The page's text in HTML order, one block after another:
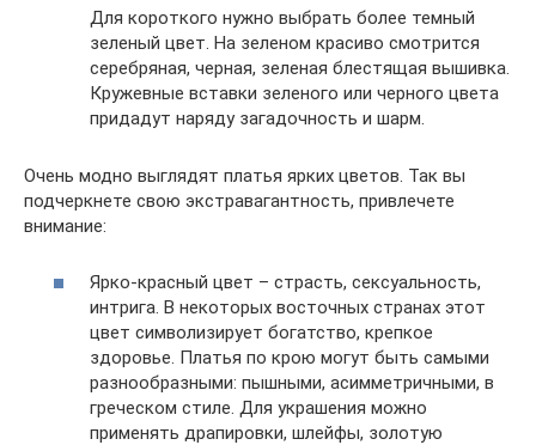
Для короткого нужно выбрать более темный
зеленый цвет. На зеленом красиво смотрится
серебряная, черная, зеленая блестящая вышивка.
Кружевные вставки зеленого или черного цвета
придадут наряду загадочность и шарм.
Очень модно выглядят платья ярких цветов. Так вы
подчеркнете свою экстравагантность, привлечете
внимание:
Ярко-красный цвет – страсть, сексуальность,
интрига. В некоторых восточных странах этот
цвет символизирует богатство, крепкое
здоровье. Платья по крою могут быть самыми
разнообразными: пышными, асимметричными, в
греческом стиле. Для украшения можно
применять драпировки, шлейфы, золотую